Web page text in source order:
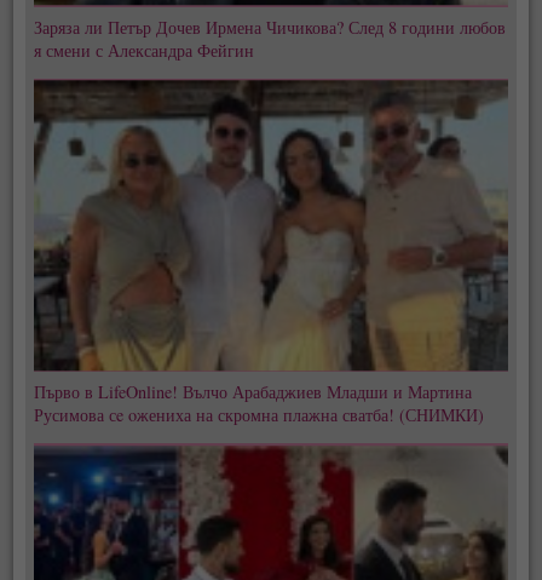
Заряза ли Петър Дочев Ирмена Чичикова? След 8 години любов
я смени с Александра Фейгин
Първо в LifeOnline! Вълчо Арабаджиев Младши и Мартина
Русимова сe oжениха на скромна плажна сватба! (СНИМКИ)